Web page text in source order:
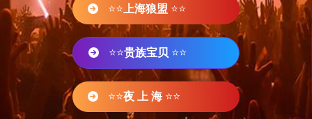
⭐⭐ 上海狼盟 ⭐⭐
⭐⭐贵族宝贝 ⭐⭐
⭐⭐夜 上 海 ⭐⭐